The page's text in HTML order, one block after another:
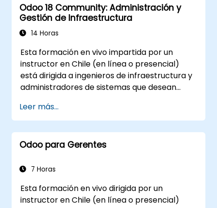
Odoo 18 Community: Administración y
Gestión de Infraestructura
14 Horas
Esta formación en vivo impartida por un
instructor en Chile (en línea o presencial)
está dirigida a ingenieros de infraestructura y
administradores de sistemas que desean
Odoo 18 Community Edition en entornos
locales.
Leer más...
Odoo para Gerentes
7 Horas
Esta formación en vivo dirigida por un
instructor en Chile (en línea o presencial)